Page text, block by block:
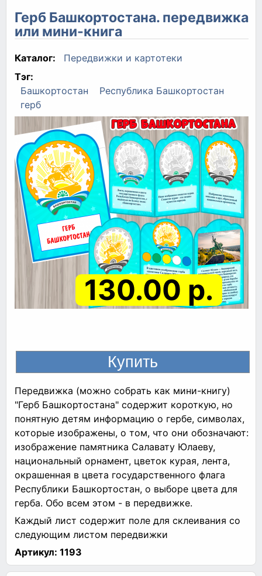
Герб Башкортостана. передвижка
или мини-книга
Каталог:
Передвижки и картотеки
Тэг:
Башкортостан
Республика Башкортостан
герб
130.00 р.
Передвижка (можно собрать как мини-книгу)
"Герб Башкортостана" содержит короткую, но
понятную детям информацию о гербе, символах,
которые изображены, о том, что они обозначают:
изображение памятника Салавату Юлаеву,
национальный орнамент, цветок курая, лента,
окрашенная в цвета государственного флага
Республики Башкортостан, о выборе цвета для
герба. Обо всем этом - в передвижке.
Каждый лист содержит поле для склеивания со
следующим листом передвижки
Артикул: 1193